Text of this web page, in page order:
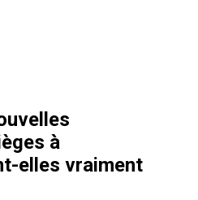
à
elles vraiment